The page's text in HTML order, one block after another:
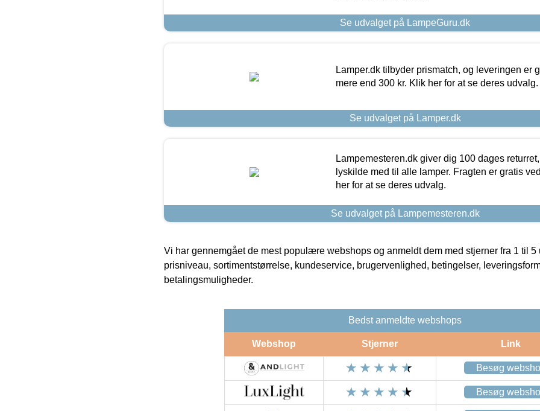
Se udvalget på LampeGuru.dk
Lamper.dk tilbyder prismatch, og leveringen er
mere end 300 kr. Klik her for at se deres udvalg.
Se udvalget på Lamper.dk
Lampemesteren.dk giver dig 100 dages
lyskilde med til alle lamper. Fragten er gratis
her for at se deres udvalg.
Se udvalget på Lampemesteren.dk
Vi har gennemgået de mest populære webshops og anmeldt dem med stjerner fra 1 til 5
prisniveau, sortimentstørrelse, kundeservice, brugervenlighed, betingelser,
betalingsmuligheder.
Bedst anmeldte webshops
Webshop Stjerner Link
Besøg
Besøg